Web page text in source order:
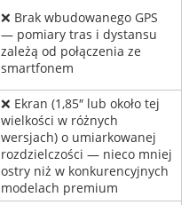
❌ Brak wbudowanego GPS
— pomiary tras i dystansu
zależą od połączenia ze
smartfonem
❌ Ekran (1,85″ lub około tej
wielkości w różnych
wersjach) o umiarkowanej
rozdzielczości — nieco mniej
ostry niż w konkurencyjnych
modelach premium